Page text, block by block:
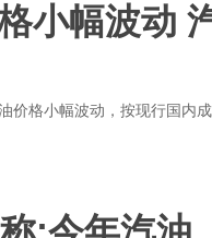
小幅波动
价格小幅波动，按现行国内